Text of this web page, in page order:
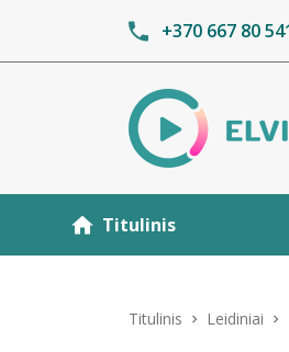
+370 667 80
Titulinis
Titulinis Leidiniai